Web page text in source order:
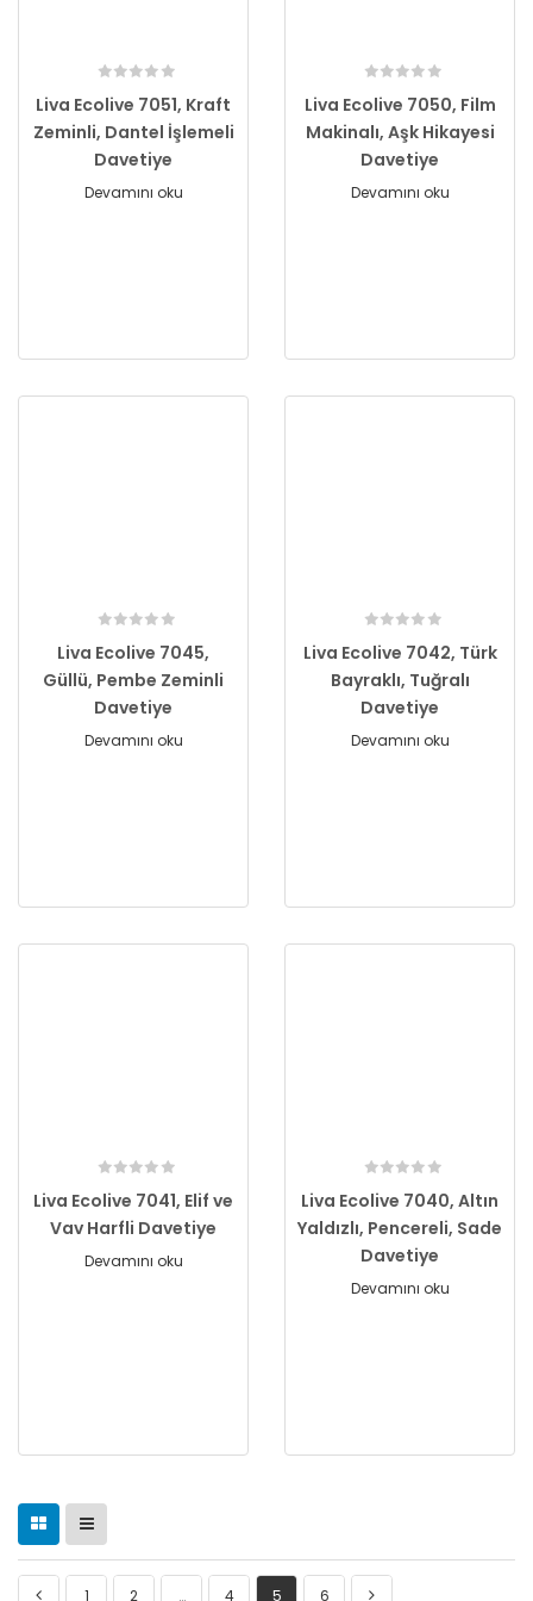
Liva Ecolive 7051, Kraft
Zeminli, Dantel İşlemeli
Davetiye
Devamını oku
Liva Ecolive 7050, Film
Makinalı, Aşk Hikayesi
Davetiye
Devamını oku
Liva Ecolive 7045,
Güllü, Pembe Zeminli
Davetiye
Devamını oku
Liva Ecolive 7042, Türk
Bayraklı, Tuğralı
Davetiye
Devamını oku
Liva Ecolive 7041, Elif ve
Vav Harfli Davetiye
Devamını oku
Liva Ecolive 7040, Altın
Yaldızlı, Pencereli, Sade
Davetiye
Devamını oku
1 2 … 4 5 6